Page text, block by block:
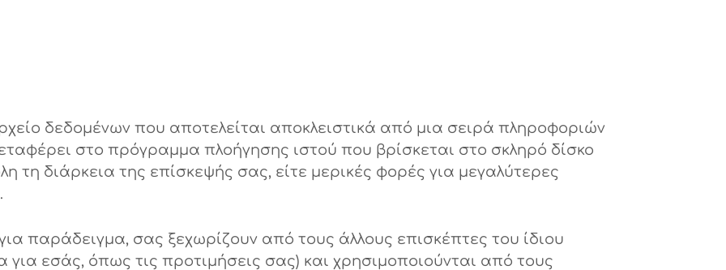
δεδομένων που αποτελείται αποκλειστικά από μια σειρά πληροφοριών
στο πρόγραμμα πλοήγησης ιστού που βρίσκεται στο σκληρό δίσκο
τη διάρκεια της επίσκεψής σας, είτε μερικές φορές για μεγαλύτερες
παράδειγμα, σας ξεχωρίζουν από τους άλλους επισκέπτες του ίδιου
εσάς, όπως τις προτιμήσεις σας) και χρησιμοποιούνται από τους